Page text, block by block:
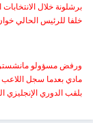
برشلونة خلال
خلفا للرئيس الحالي خوان
ورفض مسؤولو مانشستر
بلقب الدوري الإنجليزي